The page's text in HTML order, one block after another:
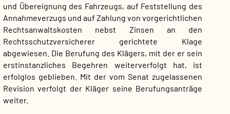
und Übereignung des Fahrzeugs, auf Feststellung des
Annahmeverzugs und auf Zahlung von vorgerichtlichen
Rechtsanwaltskosten nebst Zinsen an den
Rechtsschutzversicherer gerichtete Klage
abgewiesen. Die Berufung des Klägers, mit der er sein
erstinstanzliches Begehren weiterverfolgt hat, ist
erfolglos geblieben. Mit der vom Senat zugelassenen
Revision verfolgt der Kläger seine Berufungsanträge
weiter.